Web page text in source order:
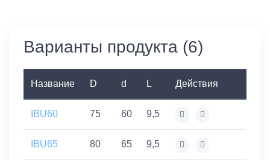
Варианты продукта (6)
Название D d L Действия
IBU60 75 60 9,5
IBU65 80 65 9,5